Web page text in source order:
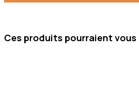
Ces produits pourraient